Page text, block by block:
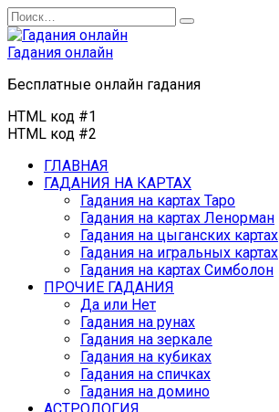
Перейти
к
содержанию
Search
for:
Гадания онлайн
Бесплатные онлайн гадания
HTML код #1
HTML код #2
ГЛАВНАЯ
ГАДАНИЯ НА КАРТАХ
Гадания на картах Таро
Гадания на картах Ленорман
Гадания на цыганских картах
Гадания на игральных картах
Гадания на картах Симболон
ПРОЧИЕ ГАДАНИЯ
Да или Нет
Гадания на рунах
Гадания на зеркале
Гадания на кубиках
Гадания на спичках
Гадания на домино